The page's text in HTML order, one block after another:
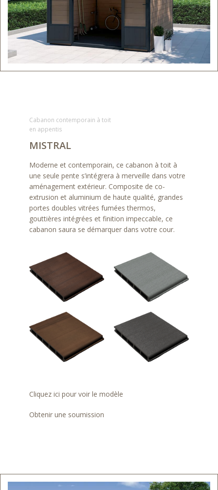
Cabanon contemporain à toit
en appentis
MISTRAL
Moderne et contemporain, ce cabanon à toit à
une seule pente s’intégrera à merveille dans votre
aménagement extérieur. Composite de co-
extrusion et aluminium de haute qualité, grandes
portes doubles vitrées fumées thermos,
gouttières intégrées et finition impeccable, ce
cabanon saura se démarquer dans votre cour.
Cliquez ici pour voir le modèle
Obtenir une soumission